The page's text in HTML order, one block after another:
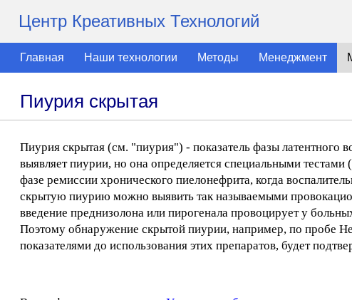
Центр Креативных Технологий
Главная Наши технологии Методы Менеджмент
Пиурия скрытая
Пиурия скрытая (см. "пиурия") - показатель фазы латентного
выявляет пиурии, но она определяется специальными
фазе ремиссии хронического пиелонефрита, когда
скрытую пиурию можно выявить так называемыми
введение преднизолона или пирогенала провоцирует у
Поэтому обнаружение скрытой пиурии, например, по пробе
показателями до использования этих препаратов, будет